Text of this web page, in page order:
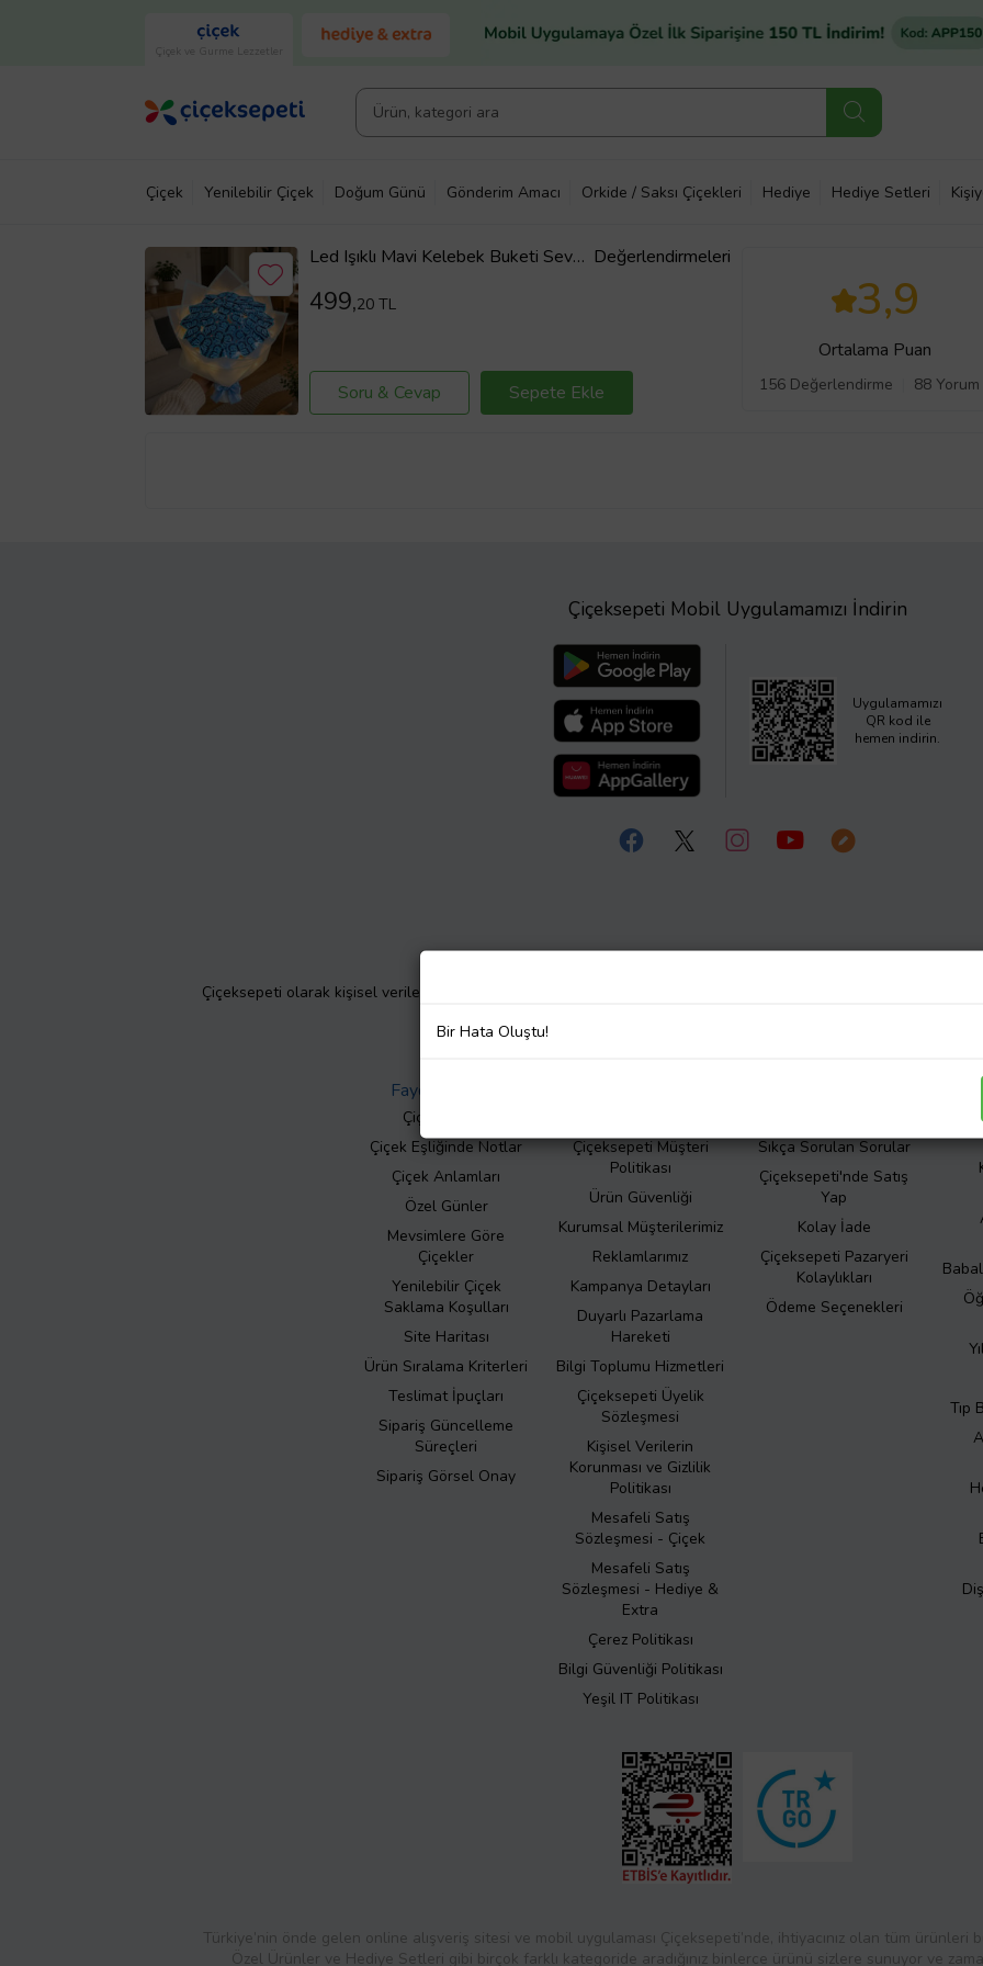
Çiçek ve Gurme Lezzetler
Çiçek Yenilebilir Çiçek Doğum Günü Gönderim Amacı Orkide / Saksı Çiçekleri Hediye Hediye Setleri
Led Işıklı Mavi Kelebek Buketi Sevgili Değerlendirmeleri
499,20 TL
Soru & Cevap Sepete Ekle
3,9
Ortalama Puan
156 Değerlendirme 88 Yorum
Çiçeksepeti Mobil Uygulamamızı İndirin
Uygulamamızı
QR kod ile
hemen indirin.
Çiçeksepeti olarak kişisel verilerinizin gizliliğini önemsiyoruz. Şirketimizin kişisel veri işleme süreçleri hakkında
Faydalı Bilgiler
Çiçek Bakımı
Çiçek Eşliğinde Notlar
Çiçek Anlamları
Özel Günler
Mevsimlere Göre
Çiçekler
Yenilebilir Çiçek
Saklama Koşulları
Site Haritası
Ürün Sıralama Kriterleri
Teslimat İpuçları
Sipariş Güncelleme
Süreçleri
Sipariş Görsel Onay
Çiçeksepeti Müşteri
Politikası
Ürün Güvenliği
Kurumsal Müşterilerimiz
Reklamlarımız
Kampanya Detayları
Duyarlı Pazarlama
Hareketi
Bilgi Toplumu Hizmetleri
Çiçeksepeti Üyelik
Sözleşmesi
Kişisel Verilerin
Korunması ve Gizlilik
Politikası
Mesafeli Satış
Sözleşmesi - Çiçek
Mesafeli Satış
Sözleşmesi - Hediye &
Extra
Çerez Politikası
Bilgi Güvenliği Politikası
Yeşil IT Politikası
Sıkça Sorulan Sorular
Çiçeksepeti'nde Satış
Yap
Kolay İade
Çiçeksepeti Pazaryeri
Kolaylıkları
Ödeme Seçenekleri
Tıp
Türkiye’nin önde gelen online alışveriş sitesi ve mobil uygulaması Çiçeksepeti’nde, ihtiyacınız olan tüm ürünleri
Özel Ürünler ve Hediye Setleri gibi birçok farklı kategoride aradığınız binlerce ürünü sizlere sunuyor ve
Bir Hata Oluştu!